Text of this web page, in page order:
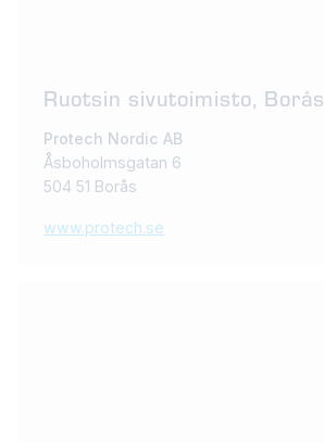
Ruotsin sivutoimisto, Borås
Protech Nordic AB
Åsboholmsgatan 6
504 51 Borås
www.protech.se